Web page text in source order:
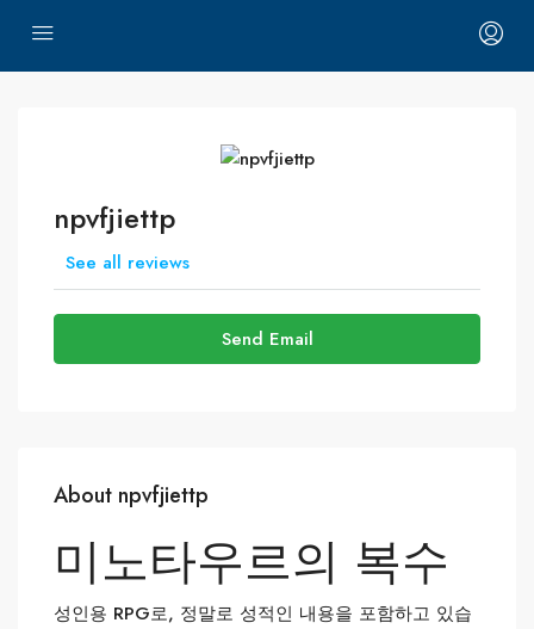
npvfjiettp
See all reviews
Send Email
About npvfjiettp
미노타우르의 복수
성인용 RPG로, 정말로 성적인 내용을 포함하고 있습